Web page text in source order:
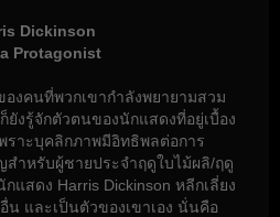
Dickinson
Protagonist
งคนที่พวกเขากำลังพยายามสวม
งรู้จักตัวตนของนักแสดงที่อยู่เบื้อง
ราะบุคลิกภาพมีอิทธิพลต่อการ
ำหรับผู้ชายประจำฤดูใบไม้ผลิ/ฤดู
แสดง Harris Dickinson หลีกเลี่ยง
และเป็นตัวของเขาเอง นั่นคือ